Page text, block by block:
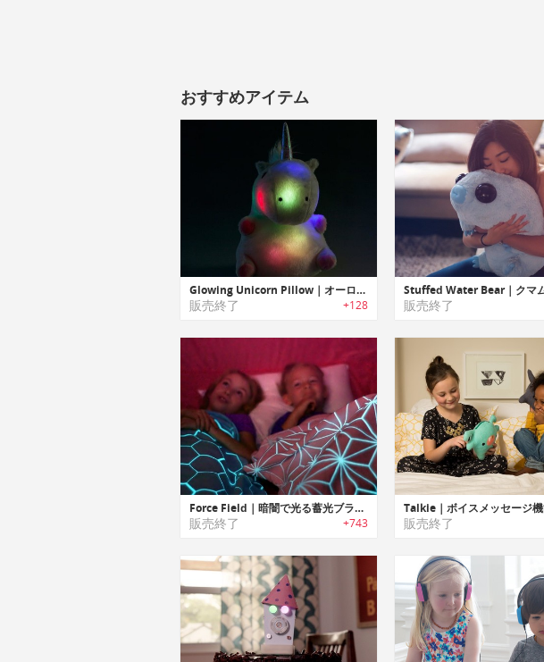
おすすめアイテム
Glowing Unicorn Pillow｜オーロラのように光るユニコーンぬいぐるみピロー
販売終了 +128 販売終了
Force Field｜暗闇で光る蓄光ブランケット「フォースフィールド」
販売終了 +743 販売終了